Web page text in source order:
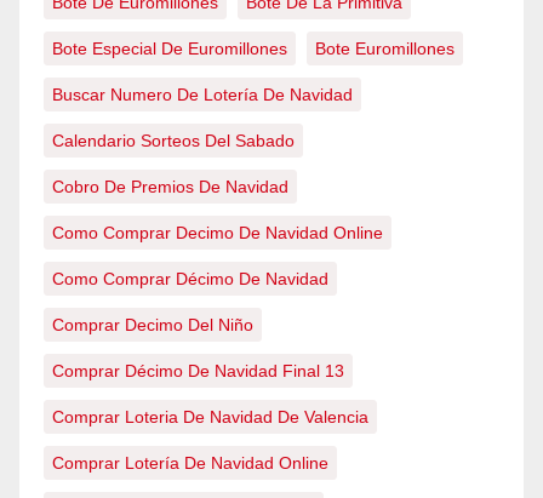
Bote Especial De Euromillones Bote Euromillones
Buscar Numero De Lotería De Navidad
Calendario Sorteos Del Sabado
Cobro De Premios De Navidad
Como Comprar Decimo De Navidad Online
Como Comprar Décimo De Navidad
Comprar Decimo Del Niño
Comprar Décimo De Navidad Final 13
Comprar Loteria De Navidad De Valencia
Comprar Lotería De Navidad Online